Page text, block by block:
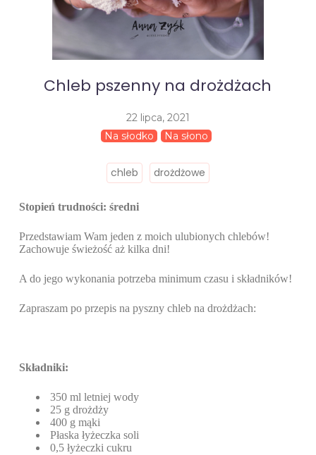
Chleb pszenny na drożdżach
22 lipca, 2021
Na słodko
Na słono
chleb drożdżowe
Stopień trudności: średni
Przedstawiam Wam jeden z moich ulubionych chlebów!
Zachowuje świeżość aż kilka dni!
A do jego wykonania potrzeba minimum czasu i składników!
Zapraszam po przepis na pyszny chleb na drożdżach:
Składniki:
350 ml letniej wody
25 g drożdży
400 g mąki
Płaska łyżeczka soli
0,5 łyżeczki cukru